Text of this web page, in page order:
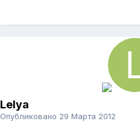
Lelya
Опубликовано 29 Марта 2012